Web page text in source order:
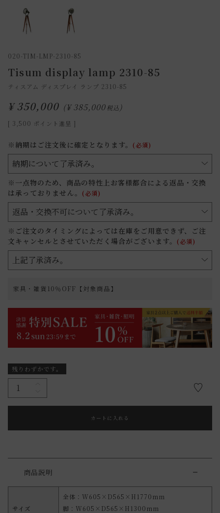
020-TIM-LMP-2310-85
Tisum display lamp 2310-85
ティスアム ディスプレイ ランプ 2310-85
¥ 350,000 ¥ 385,000税込
[ 3,500 ポイント進呈 ]
※納期はご注文後に確定となります。 (必須)
※一点物のため、商品の特性上お客様都合による返品・交換
は承っておりません。
(必須)
※ご注文のタイミングによっては在庫をご用意できず、ご注
文キャンセルとさせていただく場合がございます。
(必須)
家具・雑貨10％OFF【対象商品】
残りわずかです。
カートに入れる
商品説明
サイズ
全体：W605×D565×H1770mm
脚：W605×D565×H1300mm